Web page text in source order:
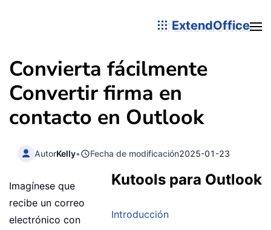
ExtendOffice
Convierta fácilmente
Convertir firma en
contacto en Outlook
AutorKelly• Fecha de modificación2025-01-23
Kutools para Outlook
Introducción
Imagínese que
recibe un correo
electrónico con